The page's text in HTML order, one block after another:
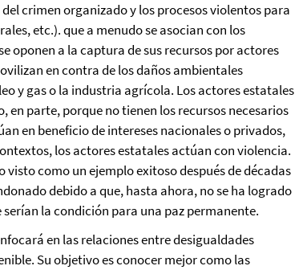
crimen organizado y los procesos violentos para
etc.). que a menudo se asocian con los
oponen a la captura de sus recursos por actores
en contra de los daños ambientales
y gas o la industria agrícola. Los actores estatales
parte, porque no tienen los recursos necesarios
en beneficio de intereses nacionales o privados,
los actores estatales actúan con violencia.
visto como un ejemplo exitoso después de décadas
debido a que, hasta ahora, no se ha logrado
la condición para una paz permanente.
en las relaciones entre desigualdades
Su objetivo es conocer mejor como las